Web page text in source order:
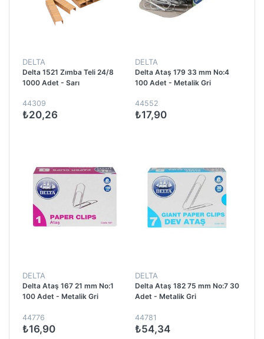
DELTA
Delta 1521 Zımba Teli 24/8
1000 Adet - Sarı
44309
₺20,26
DELTA
Delta Ataş 179 33 mm No:4
100 Adet - Metalik Gri
44552
₺17,90
DELTA
Delta Ataş 167 21 mm No:1
100 Adet - Metalik Gri
44776
₺16,90
DELTA
Delta Ataş 182 75 mm No:7 30
Adet - Metalik Gri
44781
₺54,34